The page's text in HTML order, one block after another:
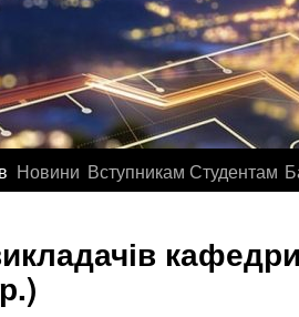
Новини Вступникам Студентам